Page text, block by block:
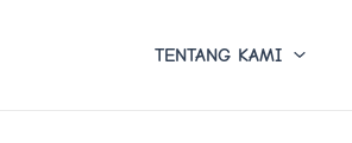
TENTANG KAMI